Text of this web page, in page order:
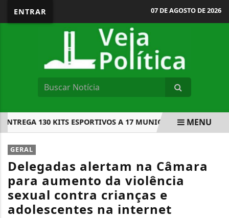
ENTRAR 07 DE AGOSTO DE 2026
130 KITS ESPORTIVOS A 17 MUNICÍPIOS POLÍCIA
EM ALTA
MENU
GERAL
Delegadas alertam na Câmara
para aumento da violência
sexual contra crianças e
adolescentes na internet